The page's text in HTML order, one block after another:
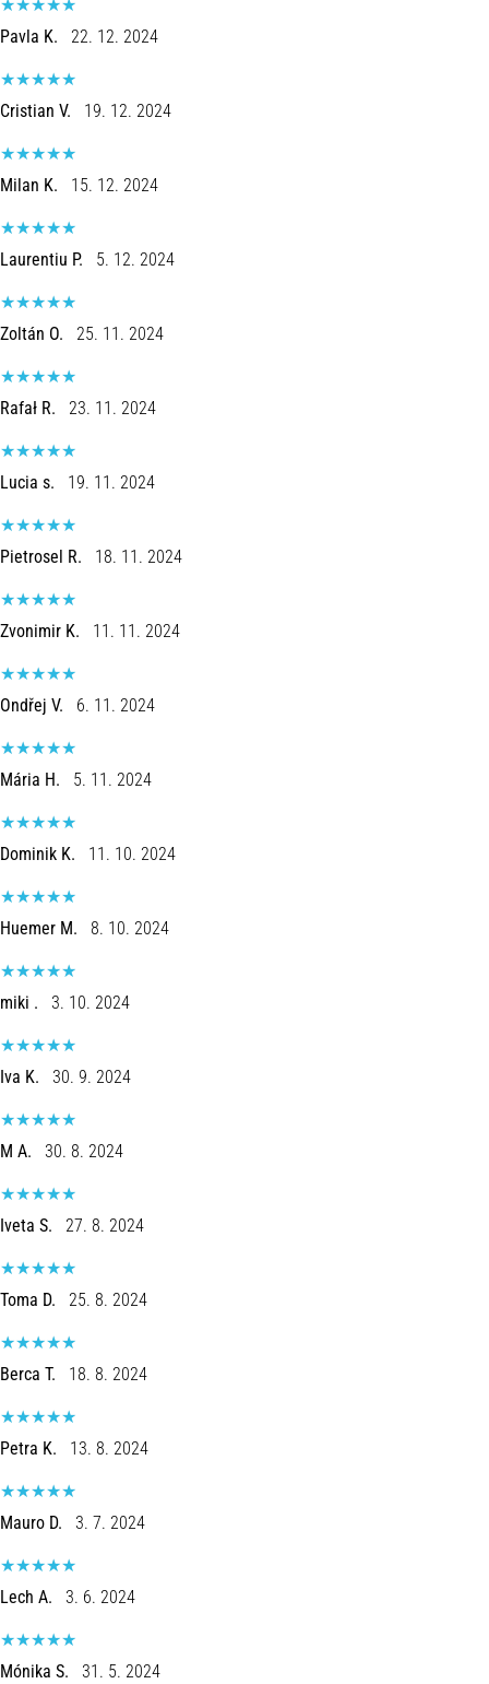
Pavla K. 22. 12. 2024
Cristian V. 19. 12. 2024
Milan K. 15. 12. 2024
Laurentiu P. 5. 12. 2024
Zoltán O. 25. 11. 2024
Rafał R. 23. 11. 2024
Lucia s. 19. 11. 2024
Pietrosel R. 18. 11. 2024
Zvonimir K. 11. 11. 2024
Ondřej V. 6. 11. 2024
Mária H. 5. 11. 2024
Dominik K. 11. 10. 2024
Huemer M. 8. 10. 2024
miki . 3. 10. 2024
Iva K. 30. 9. 2024
M A. 30. 8. 2024
Iveta S. 27. 8. 2024
Toma D. 25. 8. 2024
Berca T. 18. 8. 2024
Petra K. 13. 8. 2024
Mauro D. 3. 7. 2024
Lech A. 3. 6. 2024
Mónika S. 31. 5. 2024